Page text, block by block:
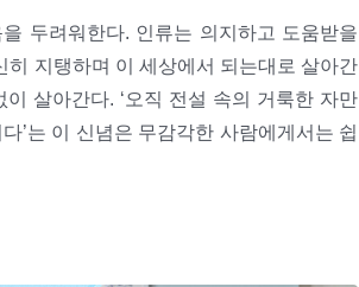
두려워한다. 인류는 의지하고 도움받을
지탱하며 이 세상에서 되는대로 살아간
살아간다. ‘오직 전설 속의 거룩한 자만
’는 이 신념은 무감각한 사람에게서는 쉽